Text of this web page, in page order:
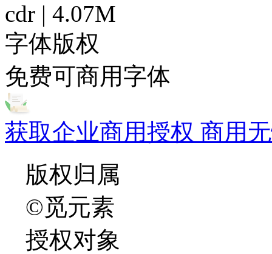
cdr | 4.07M
字体版权
免费可商用字体
获取企业商用授权 商用
版权归属
©觅元素
授权对象